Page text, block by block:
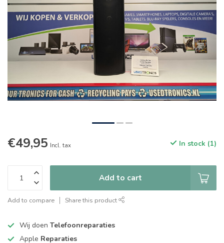
€49,95 Incl. tax In stock (1)
Add to cart
Add to compare Share this product
Wij doen Telefoonreparaties
Apple Reparaties